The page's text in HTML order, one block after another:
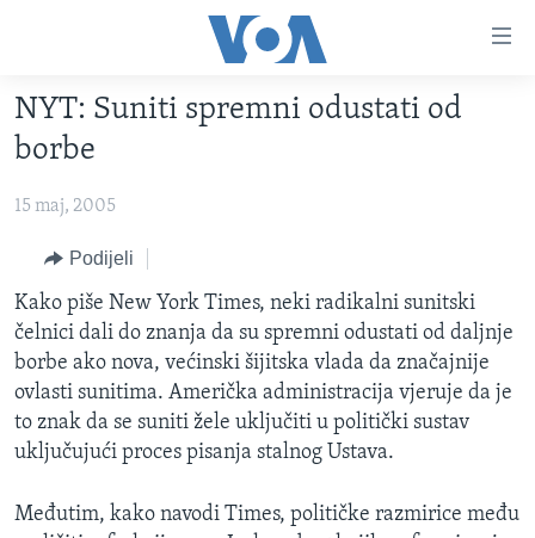
glavni
sadržaj
na
navigaciju
Idi
na
pretragu
FOTOGRAFIJE DANA
VIJESTI
SJEDINJENE AMERIČKE DRŽAVE
BOSNA I HERCEGOVINA
SVIJET
NAUKA I TEHNOLOGIJA
SPECIJALNI PROJEKTI
KORUPCIJA
SLOBODA MEDIJA
ŽENSKA STRANA
IZBJEGLIČKA STRANA
NYT: Suniti spremni odustati od
borbe
15 maj, 2005
Podijeli
Kako piše New York Times, neki radikalni sunitski
čelnici dali do znanja da su spremni odustati od daljnje
borbe ako nova, većinski šijitska vlada da značajnije
ovlasti sunitima. Američka administracija vjeruje da je
to znak da se suniti žele uključiti u politički sustav
uključujući proces pisanja stalnog Ustava.
Međutim, kako navodi Times, političke razmirice među